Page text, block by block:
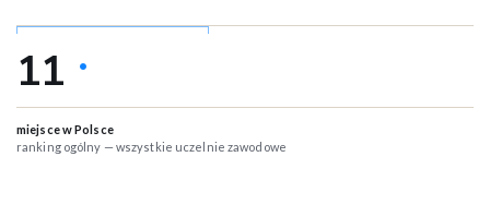
11 •
miejsce w Polsce
ranking ogólny — wszystkie uczelnie zawodowe